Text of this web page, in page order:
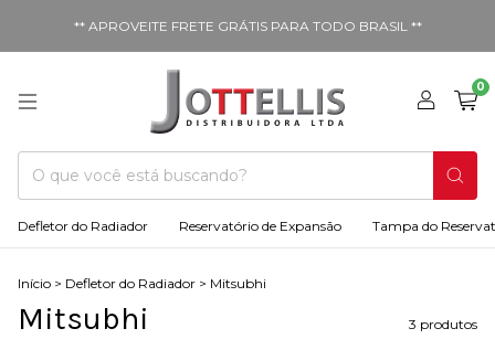
** APROVEITE FRETE GRÁTIS PARA TODO BRASIL **
0
Defletor do Radiador Reservatório de Expansão Tampa do
Início > Defletor do Radiador > Mitsubhi
Mitsubhi 3 produtos